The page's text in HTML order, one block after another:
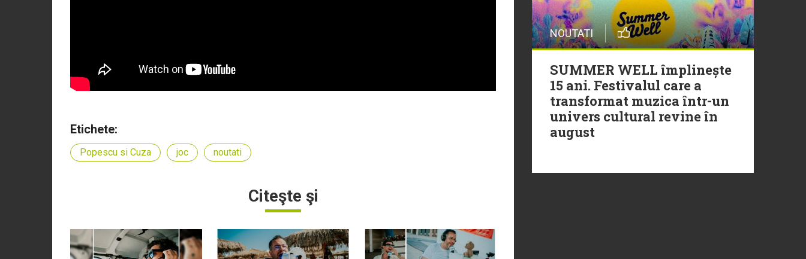
Etichete:
Popescu si Cuza joc noutati
Citeşte şi
20 Iulie
Torpedoul lui Morar: Theo
Rose - „Ceai lângă tine”
NOUTATI
SUMMER WELL împlinește
15 ani. Festivalul care a
transformat muzica într-un
univers cultural revine în
august